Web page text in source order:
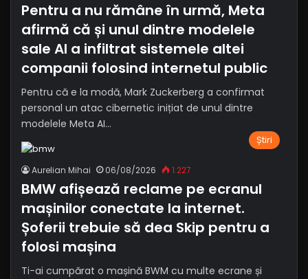
Pentru a nu rămâne în urmă, Meta
afirmă că și unul dintre modelele
sale AI a infiltrat sistemele altei
companii folosind internetul public
Pentru că e la modă, Mark Zuckerberg a confirmat
personal un atac cibernetic inițiat de unul dintre
modelele Meta AI…
Știri
Aurelian Mihai 06/08/2026 1.227
BMW afișează reclame pe ecranul
mașinilor conectate la internet.
Șoferii trebuie să dea Skip pentru a
folosi mașina
Ti-ai cumpărat o mașină BWM cu multe ecrane și